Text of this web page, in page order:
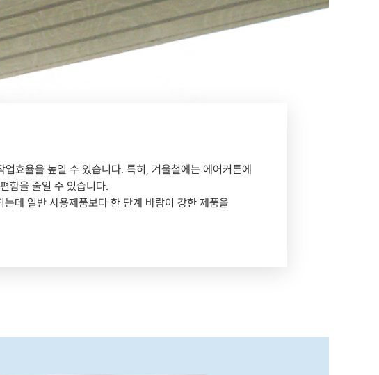
효율을 높일 수 있습니다. 특히, 겨울철에는 에어커튼에
함을 줄일 수 있습니다.
데 일반 사용제품보다 한 단계 바람이 강한 제품을